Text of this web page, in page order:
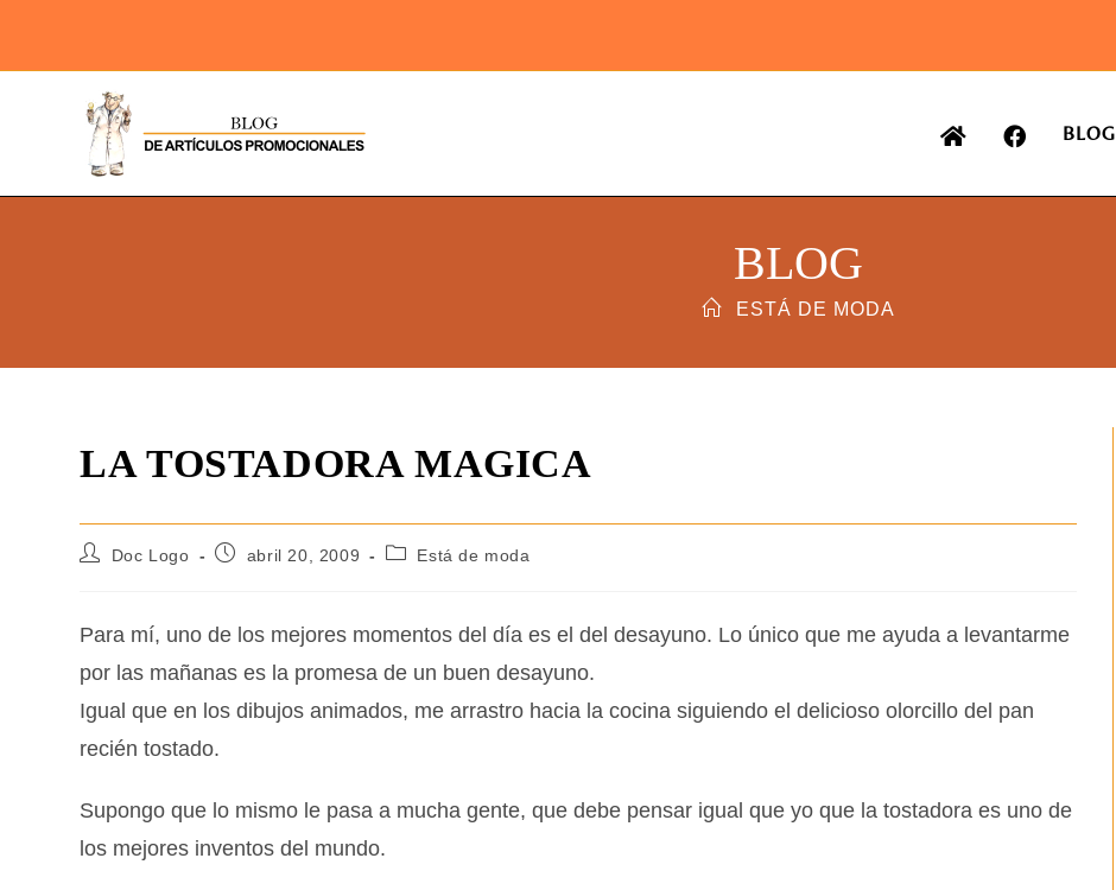
BLOG
BLOG
ESTÁ DE MODA
LA TOSTADORA MAGICA
Doc Logo abril 20, 2009 Está de moda
Para mí, uno de los mejores momentos del día es el del desayuno. Lo único que me ayuda a levantarme
por las mañanas es la promesa de un buen desayuno.
Igual que en los dibujos animados, me arrastro hacia la cocina siguiendo el delicioso olorcillo del pan
recién tostado.
Supongo que lo mismo le pasa a mucha gente, que debe pensar igual que yo que la tostadora es uno de
los mejores inventos del mundo.